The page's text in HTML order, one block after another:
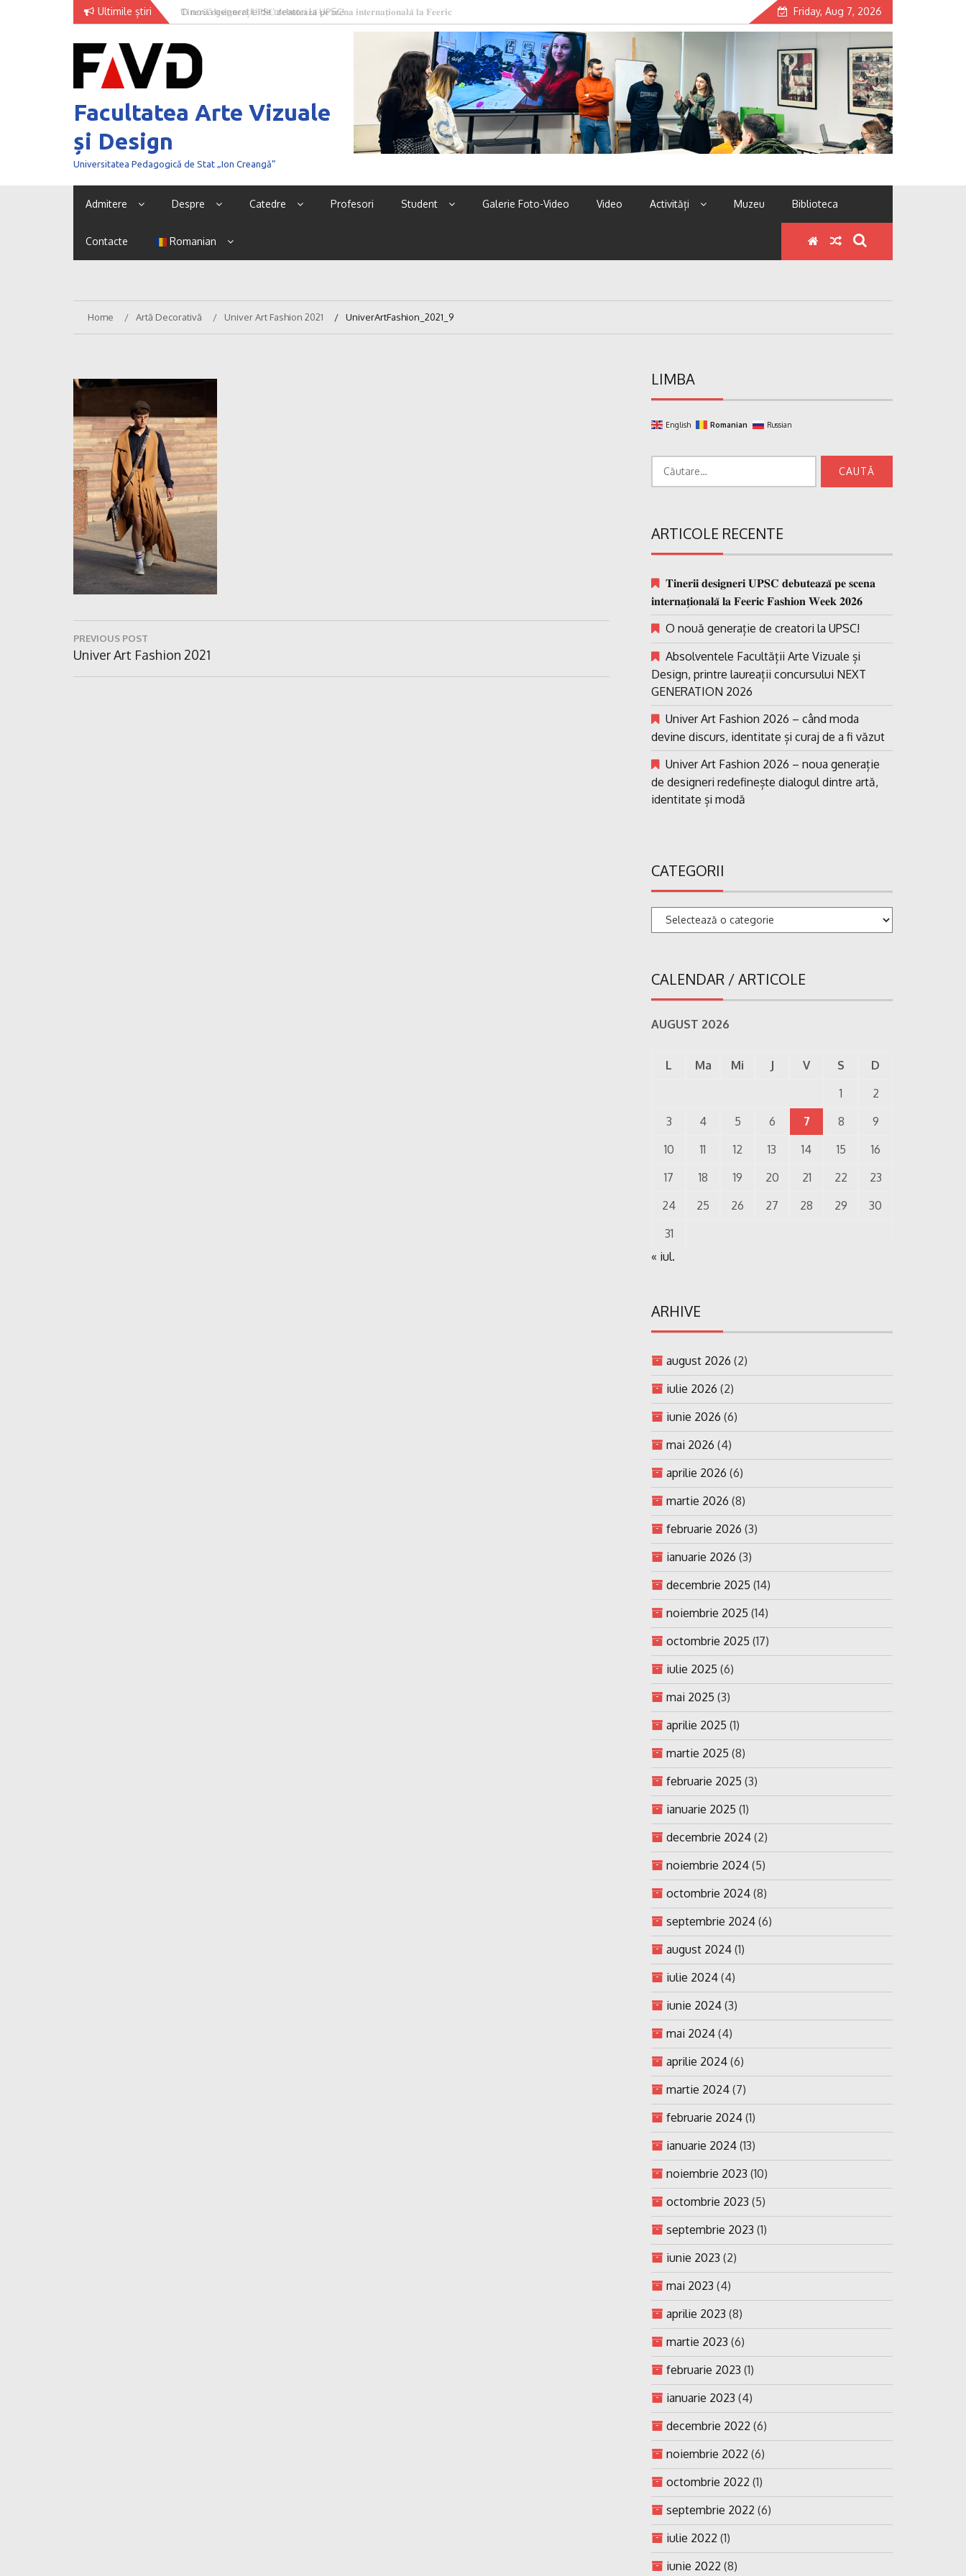
Ultimile știri O nouă generație de creatori la UPSC! Friday, Aug 7, 2026
Facultatea Arte Vizuale
și Design
Universitatea Pedagogică de Stat „Ion Creangă”
Admitere Despre Catedre Profesori Student Galerie Foto-Video Video Activități Muzeu Biblioteca
Contacte Romanian
Home Artă Decorativă Univer Art Fashion 2021 UniverArtFashion_2021_9
Navigare
în
articole
PREVIOUS POST
Previous
Post:
Univer Art Fashion 2021
LIMBA
English Romanian Russian
ARTICOLE RECENTE
𝐓𝐢𝐧𝐞𝐫𝐢𝐢 𝐝𝐞𝐬𝐢𝐠𝐧𝐞𝐫𝐢 𝐔𝐏𝐒𝐂 𝐝𝐞𝐛𝐮𝐭𝐞𝐚𝐳𝐚̆ 𝐩𝐞 𝐬𝐜𝐞𝐧𝐚
𝐢𝐧𝐭𝐞𝐫𝐧𝐚𝐭̗𝐢𝐨𝐧𝐚𝐥𝐚̆ 𝐥𝐚 𝐅𝐞𝐞𝐫𝐢𝐜 𝐅𝐚𝐬𝐡𝐢𝐨𝐧 𝐖𝐞𝐞𝐤 𝟐𝟎𝟐𝟔
O nouă generație de creatori la UPSC!
Absolventele Facultății Arte Vizuale și
Design, printre laureații concursului NEXT
GENERATION 2026
Univer Art Fashion 2026 – când moda
devine discurs, identitate și curaj de a fi văzut
Univer Art Fashion 2026 – noua generație
de designeri redefinește dialogul dintre artă,
identitate și modă
CATEGORII
Categorii
CALENDAR / ARTICOLE
AUGUST 2026
L Ma Mi J V S
D
1
2
3
4 5 6 7 8
9
10
11 12 13 14 15
16
17
18 19 20 21 22
23
24
25 26 27 28 29
30
31
« iul.
ARHIVE
august 2026 (2)
iulie 2026 (2)
iunie 2026 (6)
mai 2026 (4)
aprilie 2026 (6)
martie 2026 (8)
februarie 2026 (3)
ianuarie 2026 (3)
decembrie 2025 (14)
noiembrie 2025 (14)
octombrie 2025 (17)
iulie 2025 (6)
mai 2025 (3)
aprilie 2025 (1)
martie 2025 (8)
februarie 2025 (3)
ianuarie 2025 (1)
decembrie 2024 (2)
noiembrie 2024 (5)
octombrie 2024 (8)
septembrie 2024 (6)
august 2024 (1)
iulie 2024 (4)
iunie 2024 (3)
mai 2024 (4)
aprilie 2024 (6)
martie 2024 (7)
februarie 2024 (1)
ianuarie 2024 (13)
noiembrie 2023 (10)
octombrie 2023 (5)
septembrie 2023 (1)
iunie 2023 (2)
mai 2023 (4)
aprilie 2023 (8)
martie 2023 (6)
februarie 2023 (1)
ianuarie 2023 (4)
decembrie 2022 (6)
noiembrie 2022 (6)
octombrie 2022 (1)
septembrie 2022 (6)
iulie 2022 (1)
iunie 2022 (8)